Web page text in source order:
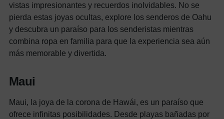
vistas impresionantes y recuerdos inolvidables. No se
pierda estas joyas ocultas, explore los senderos de Oahu
y descubra un paraíso para los senderistas mientras
combina ropa en familia para que la experiencia sea aún
más memorable y divertida.
Maui
Maui, la joya de la corona de Hawái, es un paraíso que
ofrece infinitas posibilidades. Desde playas bañadas por